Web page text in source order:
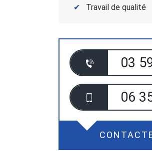
Travail de qualité
03
06